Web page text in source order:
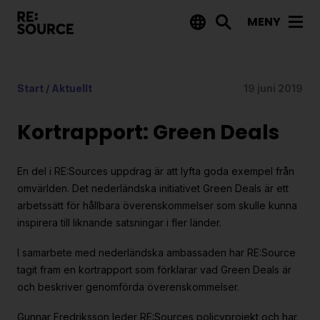
MENY
Nyheter
Tips på utlysningar
Projekt
Projektdatabas
Finansiering
Start / Aktuellt 19 juni 2019
Kortrapport: Green Deals
En del i RE:Sources uppdrag är att lyfta goda exempel från
omvärlden. Det nederländska initiativet Green Deals är ett
arbetssätt för hållbara överenskommelser som skulle kunna
inspirera till liknande satsningar i fler länder.
I samarbete med nederländska ambassaden har RE:Source
tagit fram en kortrapport som förklarar vad Green Deals är
och beskriver genomförda överenskommelser.
Gunnar Fredriksson leder RE:Sources policyprojekt och har